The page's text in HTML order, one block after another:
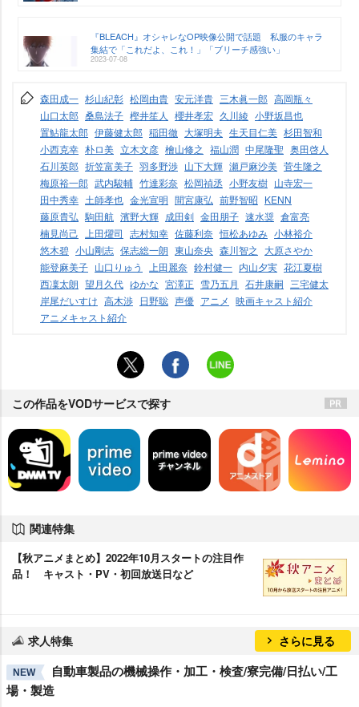
『BLEACH』オシャレなOP映像公開で話題 私服のキャラ
集結で「これだよ、これ！」「ブリーチ感強い」
2023-07-08
森田成一 杉山紀彰 松岡由貴 安元洋貴 三木眞一郎 高岡瓶々
山口太郎 桑島法子 樫井笙人 櫻井孝宏 久川綾 小野坂昌也
置鮎龍太郎 伊藤健太郎 稲田徹 大塚明夫 生天目仁美 杉田智和
小西克幸 朴ロ美 立木文彦 檜山修之 福山潤 中尾隆聖 奥田啓人
石川英郎 折笠富美子 羽多野渉 山下大輝 瀬戸麻沙美 菅生隆之
梅原裕一郎 武内駿輔 竹達彩奈 松岡禎丞 小野友樹 山寺宏一
田中秀幸 土師孝也 金光宣明 間宮康弘 前野智昭 KENN
藤原貴弘 駒田航 濱野大輝 成田剣 金田朋子 速水奨 倉富亮
楠見尚己
上田燿司 志村知幸 佐藤利奈 恒松あゆみ 小林裕介
悠木碧 小山剛志 保志総一朗 東山奈央 森川智之
大原さやか
能登麻美子 山口りゅう 上田麗奈 鈴村健一 内山夕実 花江夏樹
西凜太朗 望月久代 ゆかな 宮澤正 雪乃五月 石井康嗣 三宅健太
岸尾だいすけ 高木渉 日野聡 声優 アニメ 映画キャスト紹介
アニメキャスト紹介
この作品をVODサービスで探す
関連特集
【秋アニメまとめ】2022年10月スタートの注目作
品！ キャスト・PV・初回放送日など
求人特集 さらに見る
NEW
自動車製品の機械操作・加工・検査/寮完備/日払い/工
場・製造